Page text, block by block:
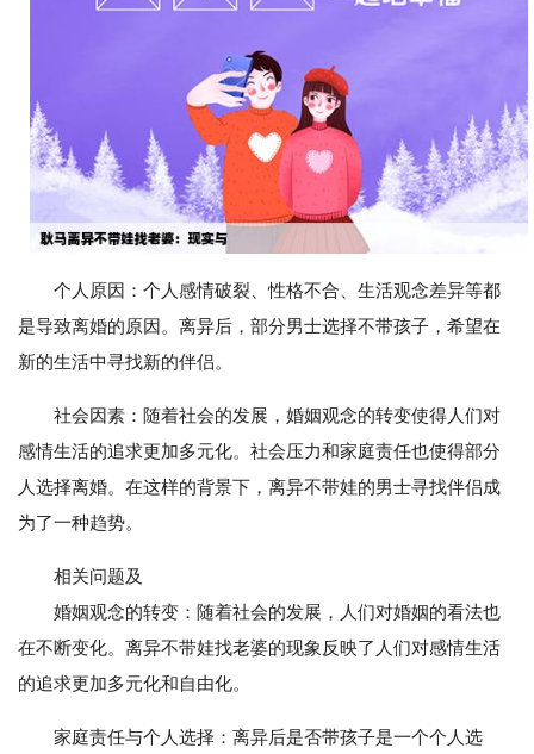
个人原因：个人感情破裂、性格不合、生活观念差异等都
是导致离婚的原因。离异后，部分男士选择不带孩子，希望在
新的生活中寻找新的伴侣。
社会因素：随着社会的发展，婚姻观念的转变使得人们对
感情生活的追求更加多元化。社会压力和家庭责任也使得部分
人选择离婚。在这样的背景下，离异不带娃的男士寻找伴侣成
为了一种趋势。
相关问题及
婚姻观念的转变：随着社会的发展，人们对婚姻的看法也
在不断变化。离异不带娃找老婆的现象反映了人们对感情生活
的追求更加多元化和自由化。
家庭责任与个人选择：离异后是否带孩子是一个个人选